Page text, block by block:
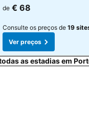
de € 68
Consulte os preços de 19
Ver preços
as estadias em